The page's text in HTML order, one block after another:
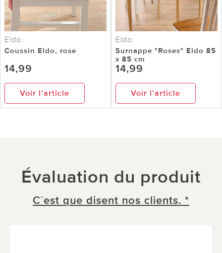
Eldo
Coussin Eldo, rose
14,99
Voir l’article
Eldo
Surnappe "Roses" Eldo 85
x 85 cm
14,99
Voir l’article
Évaluation du produit
C´est que disent nos clients. *